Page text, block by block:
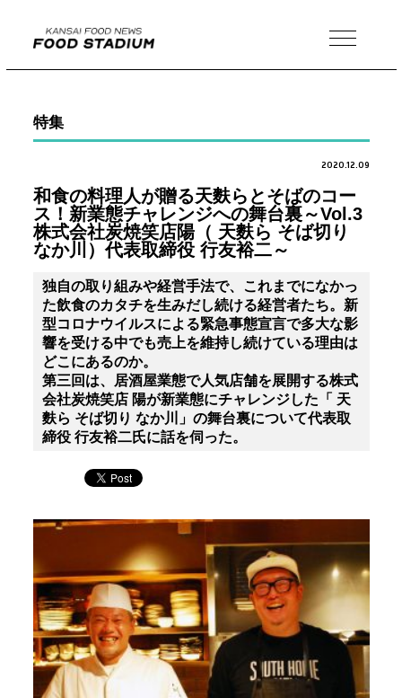
MENU
特集
2020.12.09
和食の料理人が贈る天麩らとそばのコー
ス！新業態チャレンジへの舞台裏～Vol.3
株式会社炭焼笑店陽（ 天麩ら そば切り
なか川）代表取締役 行友裕二～
独自の取り組みや経営手法で、これまでになかっ
た飲食のカタチを生みだし続ける経営者たち。新
型コロナウイルスによる緊急事態宣言で多大な影
響を受ける中でも売上を維持し続けている理由は
どこにあるのか。
第三回は、居酒屋業態で人気店舗を展開する株式
会社炭焼笑店 陽が新業態にチャレンジした「 天
麩ら そば切り なか川」の舞台裏について代表取
締役 行友裕二氏に話を伺った。